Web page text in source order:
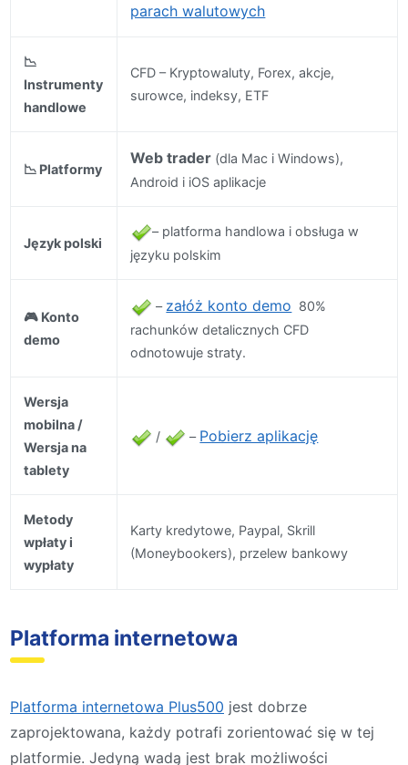
parach walutowych
📉
Instrumenty
handlowe
CFD – Kryptowaluty, Forex, akcje,
surowce, indeksy, ETF
📉 Platformy
Web trader (dla Mac i Windows),
Android i iOS aplikacje
Język polski
– platforma handlowa i obsługa w
języku polskim
🎮 Konto
demo
– załóż konto demo 80%
rachunków detalicznych CFD
odnotowuje straty.
Wersja
mobilna /
Wersja na
tablety
/ – Pobierz aplikację
Metody
wpłaty i
wypłaty
Karty kredytowe, Paypal, Skrill
(Moneybookers), przelew bankowy
Platforma internetowa
Platforma internetowa Plus500 jest dobrze
zaprojektowana, każdy potrafi zorientować się w tej
platformie. Jedyną wadą jest brak możliwości